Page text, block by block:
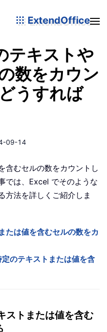
ExtendOffice
テキストや
数をカウン
うすれば
09-14
含むセルの数をカウントし
では、Excel でそのような
方法を詳しくご紹介しま
たは値を含むセルの数をカ
のテキストまたは値を含
ストまたは値を含む